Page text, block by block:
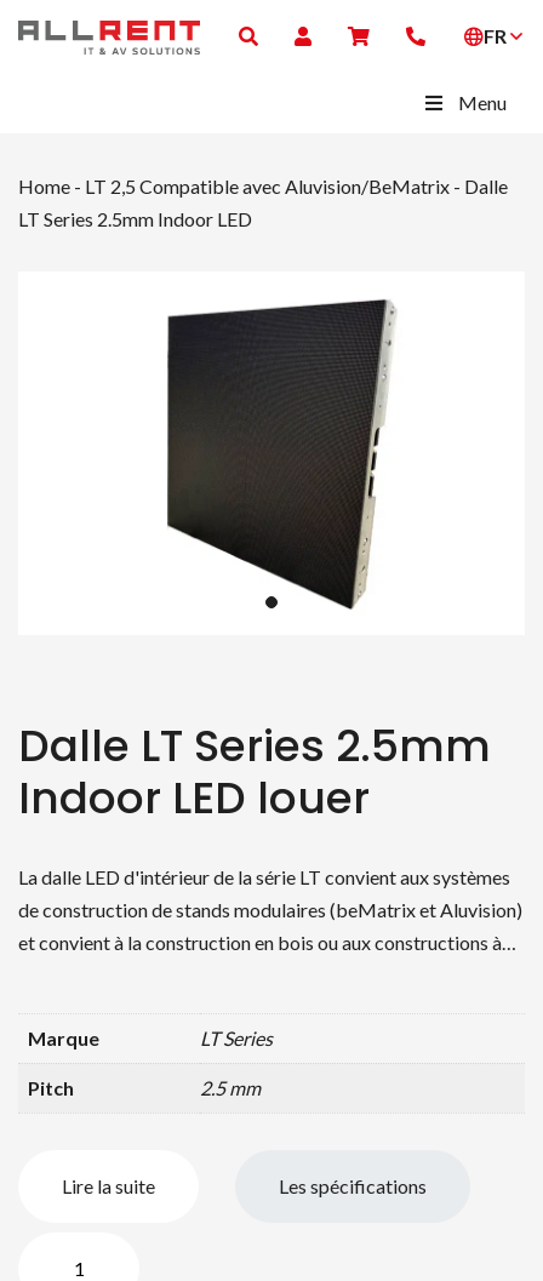
FR
Menu
Home - LT 2,5 Compatible avec Aluvision/BeMatrix - Dalle
LT Series 2.5mm Indoor LED
Dalle LT Series 2.5mm
Indoor LED louer
La dalle LED d'intérieur de la série LT convient aux systèmes
de construction de stands modulaires (beMatrix et Aluvision)
et convient à la construction en bois ou aux constructions à…
Marque LT Series
Pitch 2.5 mm
Lire la suite Les spécifications